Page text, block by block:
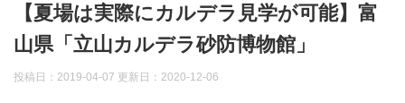
【夏場は実際にカルデラ見学が可能】富
山県「立山カルデラ砂防博物館」
投稿日：2019-04-07 更新日： 2020-12-06